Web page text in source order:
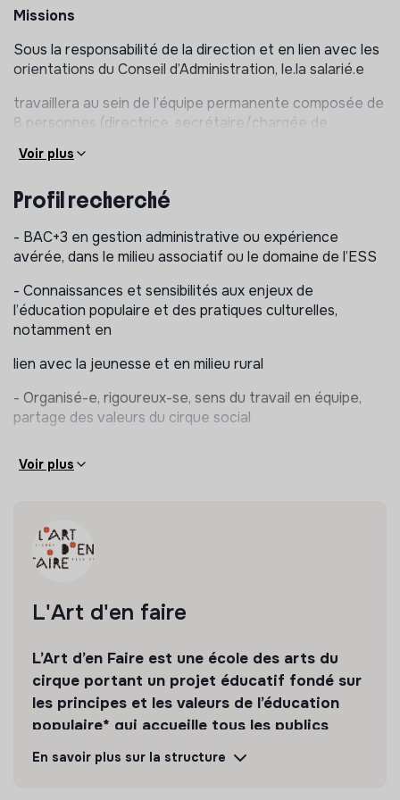
Missions
Sous la responsabilité de la direction et en lien avec les
orientations du Conseil d’Administration, le.la salarié.e
travaillera au sein de l’équipe permanente composée de
8 personnes (directrice, secrétaire/chargée de
communication, 5 encadrant.es) et aura pour missions
- gestion sociale (bulletins de paie sur le logiciel du
cabinet Alphagec, congés, notes de frais)
- suivi du budget de l’association et des projets,
- suivi des demandes de subvention (dépôt des
dossiers, budgets prévisionnels, bilans financiers),
et décaissements)
- préparation du travail comptable pour le cabinet de
comptabilité,
- suivi réglementaire des activités de l’association.
- Localisation : Joyeuse et télétravail
- CDD de 6 mois reconductible en CDI
285 de la grille, salaire brut mensuel de 1024€ majoré
selon l’ancienneté dans la branche)
Date de début de mission : 1er septembre 2026
Date limite de candidature : 1er juin 2026
Voir plus
Profil recherché
- BAC+3 en gestion administrative ou expérience
avérée, dans le milieu associatif ou le domaine de l’ESS
- Connaissances et sensibilités aux enjeux de
l’éducation populaire et des pratiques culturelles,
notamment en
lien avec la jeunesse et en milieu rural
- Organisé-e, rigoureux-se, sens du travail en équipe,
partage des valeurs du cirque social
Voir plus
L'Art d'en faire
L’Art d’en Faire est une école des arts du
cirque portant un projet éducatif fondé sur
les principes et les valeurs de l’éducation
populaire* qui accueille tous les publics
d’Ardèche méridionale.
En savoir plus sur la structure